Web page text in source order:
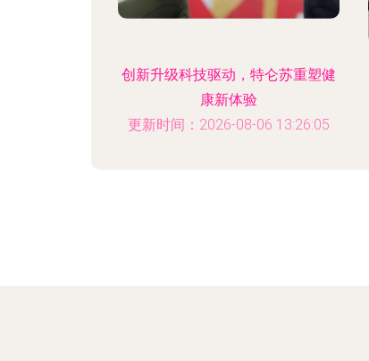
创新升级科技驱动，特仑苏重塑健
康新体验
更新时间：2026-08-06 13:26:05